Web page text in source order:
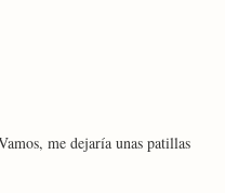
me dejaría unas patillas